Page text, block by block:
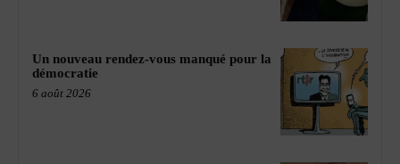
Un nouveau rendez-vous manqué pour la
démocratie
6 août 2026